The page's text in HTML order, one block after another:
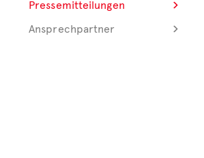
Pressemitteilungen
Ansprechpartner